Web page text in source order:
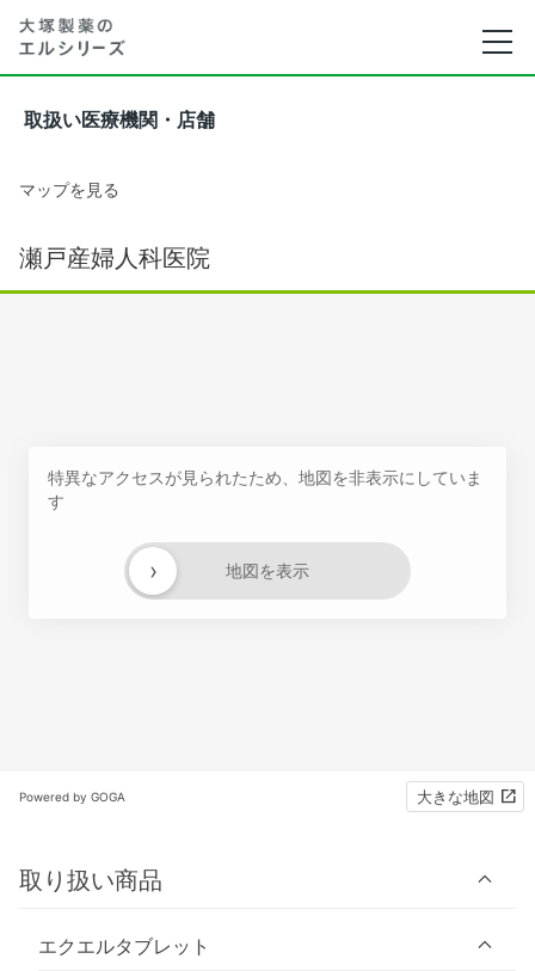
取扱い医療機関・店舗
マップを見る
瀬戸産婦人科医院
特異なアクセスが見られたため、地図を非表示にしていま
す
地図を表示
›
Powered by GOGA 大きな地図
取り扱い商品
エクエルタブレット